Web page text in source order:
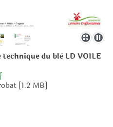
du blè LD VOILE
[1.2 MB]